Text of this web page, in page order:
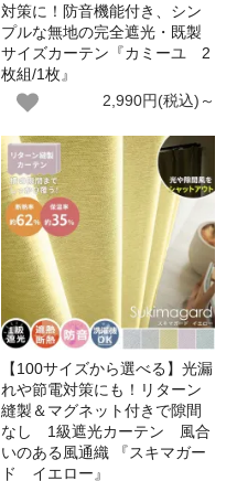
対策に！防音機能付き、シン
プルな無地の完全遮光・既製
サイズカーテン『カミーユ 2
枚組/1枚』
2,990円(税込)～
【100サイズから選べる】光漏
れや節電対策にも！リターン
縫製＆マグネット付きで隙間
なし 1級遮光カーテン 風合
いのある風通織 『スキマガー
ド イエロー』